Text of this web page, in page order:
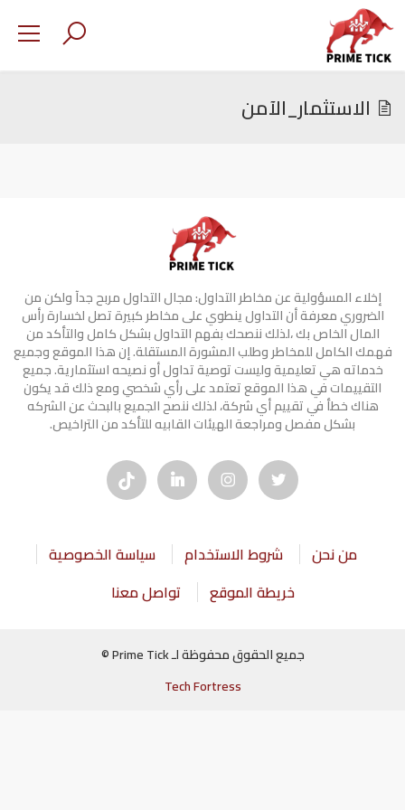
الاستثمار_الآمن
إخلاء المسؤولية عن مخاطر التداول: مجال التداول مربح جدآ ولكن من
الضروري معرفة أن التداول ينطوي على مخاطر كبيرة تصل لخسارة رأس
المال الخاص بك ،لذلك ننصحك بفهم التداول بشكل كامل والتأكد من
فهمك الكامل للمخاطر وطلب المشورة المستقلة. إن هذا الموقع وجميع
خدماته هي تعليمية وليست توصية تداول أو نصيحه استثمارية. جميع
التقييمات في هذا الموقع تعتمد على رأي شخصي ومع ذلك قد يكون
هناك خطأ في تقييم أي شركة، لذلك ننصح الجميع بالبحث عن الشركه
بشكل مفصل ومراجعة الهيئات القابيه للتأكد من التراخيص.
من نحن شروط الاستخدام
سياسة الخصوصية
خريطة الموقع
تواصل معنا
جميع الحقوق محفوظة لـ Prime Tick ©
Tech Fortress